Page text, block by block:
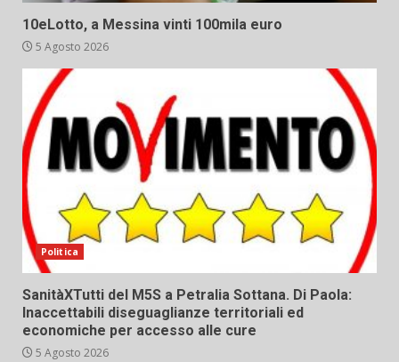
10eLotto, a Messina vinti 100mila euro
5 Agosto 2026
Politica
SanitàXTutti del M5S a Petralia Sottana. Di Paola:
Inaccettabili diseguaglianze territoriali ed
economiche per accesso alle cure
5 Agosto 2026